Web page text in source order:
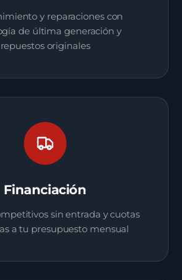
y reparaciones con
de última generación y
repuestos originales
Financiación
sin entrada y cuotas
a tu presupuesto mensual